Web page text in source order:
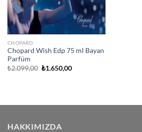
CHOPARD
Chopard Wish Edp 75 ml Bayan
Parfüm
₺2.099,00 Orijinal
₺1.650,00Şu
HAKKIMIZDA